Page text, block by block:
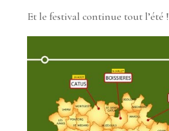
Et le festival continue tout l’été !